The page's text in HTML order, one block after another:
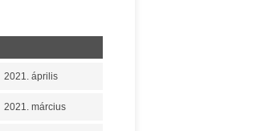
2021. április
2021. március